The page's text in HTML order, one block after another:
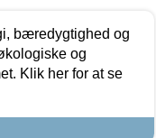
bæredygtighed og
og
Klik her for at se